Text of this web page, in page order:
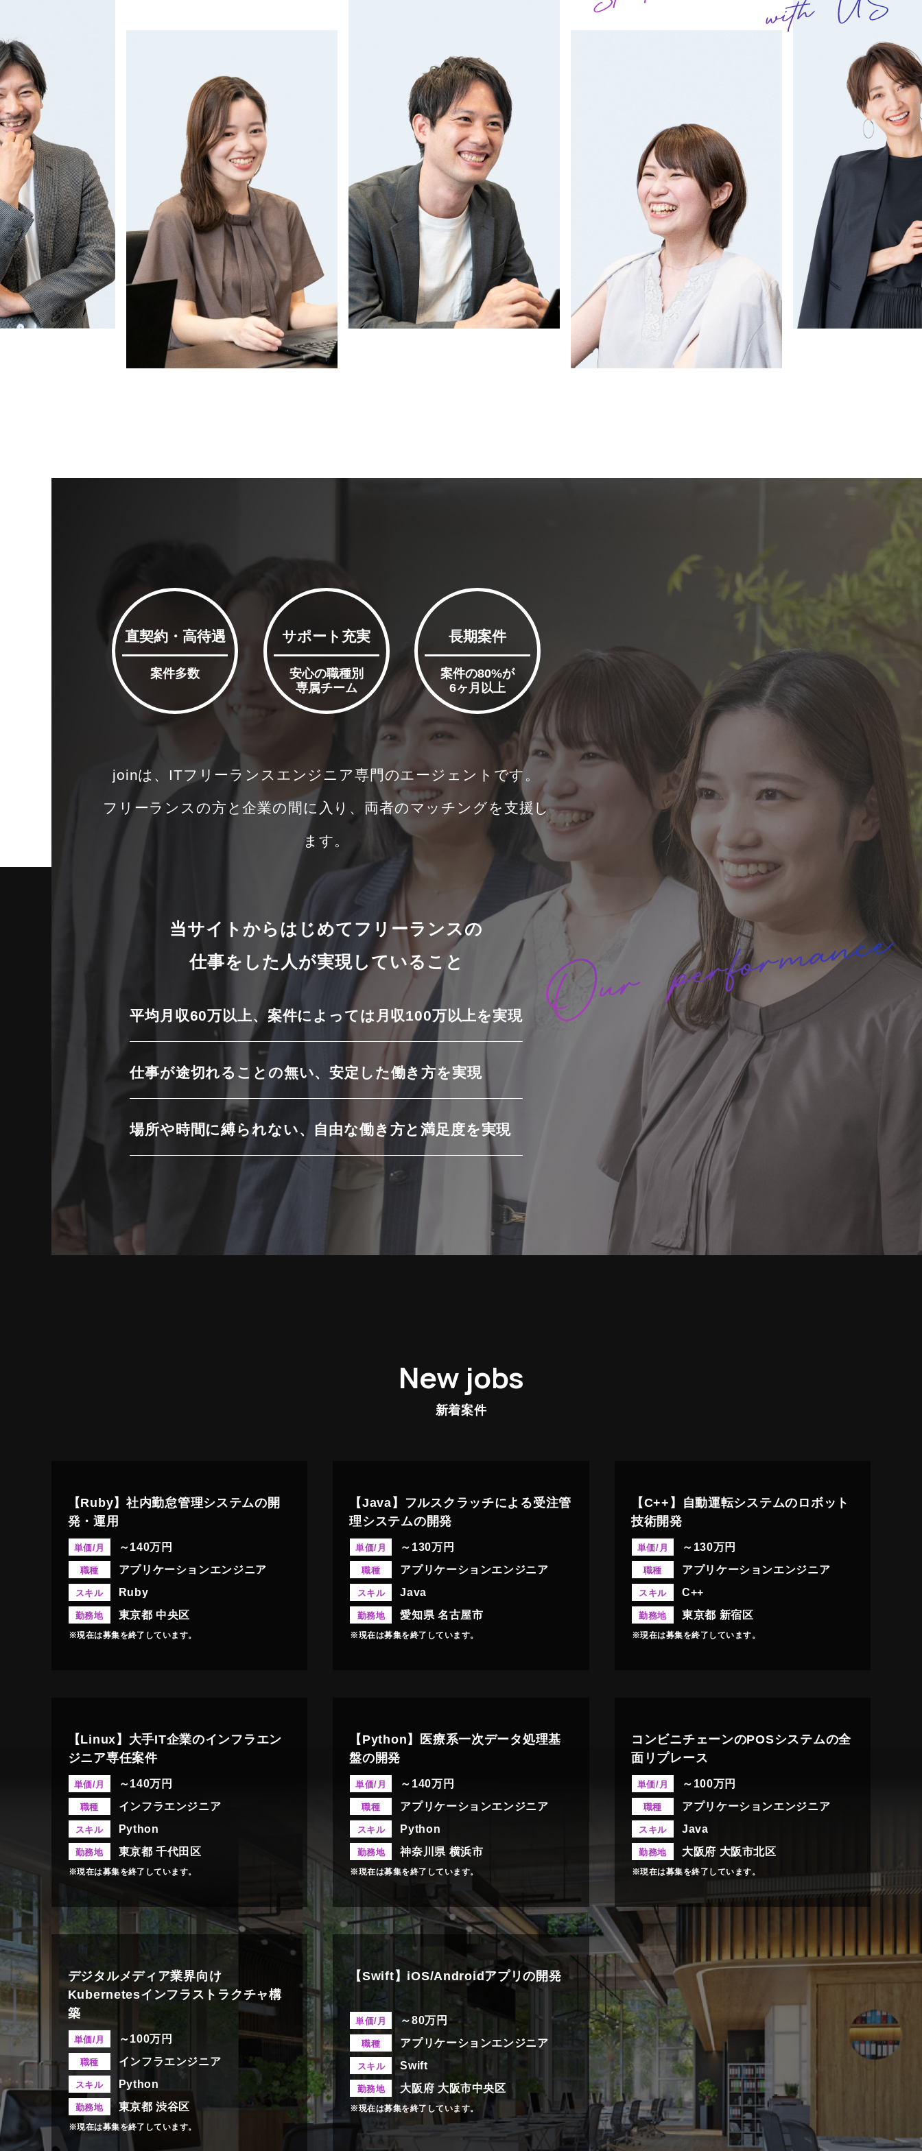
直契約・高待遇
案件多数
サポート充実
安心の職種別
専属チーム
長期案件
案件の80%が
6ヶ月以上
joinは、ITフリーランスエンジニア専門のエージェントです。
フリーランスの方と企業の間に入り、両者のマッチングを支援し
ます。
当サイトからはじめてフリーランスの
仕事をした人が実現していること
平均月収60万以上、案件によっては 月収100万以上を実現
仕事が途切れることの無い、安定した働き方を実現
場所や時間に縛られない、 自由な働き方と満足度を実現
New jobs
新着案件
【Ruby】社内勤怠管理システムの開
発・運用
単価/月 ～140万円
職種 アプリケーションエンジニア
スキル Ruby
勤務地 東京都 中央区
※現在は募集を終了しています。
【Java】フルスクラッチによる受注管
理システムの開発
単価/月 ～130万円
職種 アプリケーションエンジニア
スキル Java
勤務地 愛知県 名古屋市
※現在は募集を終了しています。
【C++】自動運転システムのロボット
技術開発
単価/月 ～130万円
職種 アプリケーションエンジニア
スキル C++
勤務地 東京都 新宿区
※現在は募集を終了しています。
【Linux】大手IT企業のインフラエン
ジニア専任案件
単価/月 ～140万円
職種 インフラエンジニア
スキル Python
勤務地 東京都 千代田区
※現在は募集を終了しています。
【Python】医療系一次データ処理基
盤の開発
単価/月 ～140万円
職種 アプリケーションエンジニア
スキル Python
勤務地 神奈川県 横浜市
※現在は募集を終了しています。
コンビニチェーンのPOSシステムの全
面リプレース
単価/月 ～100万円
職種 アプリケーションエンジニア
スキル Java
勤務地 大阪府 大阪市北区
※現在は募集を終了しています。
デジタルメディア業界向け
Kubernetesインフラストラクチャ構
築
単価/月 ～100万円
職種 インフラエンジニア
スキル Python
勤務地 東京都 渋谷区
※現在は募集を終了しています。
【Swift】iOS/Androidアプリの開発
単価/月 ～80万円
職種 アプリケーションエンジニア
スキル Swift
勤務地 大阪府 大阪市中央区
※現在は募集を終了しています。